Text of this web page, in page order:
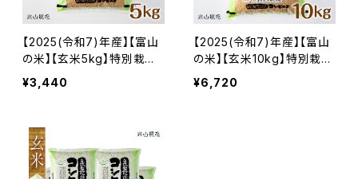
【2025(令和7)年産】【富山
の米】【玄米5kg】特別栽培
米 自然型乾燥コシヒカリ
「米山米」【富山県入善町特
¥3,440
【2025(令和7)年産】【富山
の米】【玄米10kg】特別栽培
米 自然型乾燥コシヒカリ
「米山米」【富山県入善町特
¥6,720